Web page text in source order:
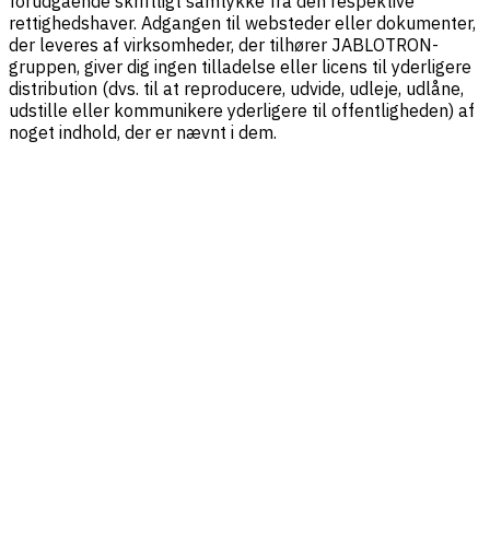
rettighedshaver. Adgangen til websteder eller dokumenter,
der leveres af virksomheder, der tilhører JABLOTRON-
gruppen, giver dig ingen tilladelse eller licens til yderligere
distribution (dvs. til at reproducere, udvide, udleje, udlåne,
udstille eller kommunikere yderligere til offentligheden) af
noget indhold, der er nævnt i dem.